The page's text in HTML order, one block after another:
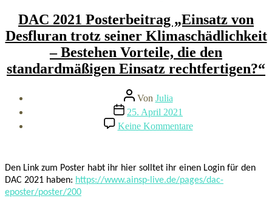
DAC 2021 Posterbeitrag „Einsatz von
Desfluran trotz seiner Klimaschädlichkeit
– Bestehen Vorteile, die den
standardmäßigen Einsatz rechtfertigen?“
Beitragsautor
Von Julia
Beitragsdatum
25. April 2021
Keine Kommentarezu
DAC
„Einsatz
von
Desfluran
Den Link zum Poster habt ihr hier solltet ihr einen Login für den
DAC 2021 haben: https://www.ainsp-live.de/pages/dac-
eposter/poster/200